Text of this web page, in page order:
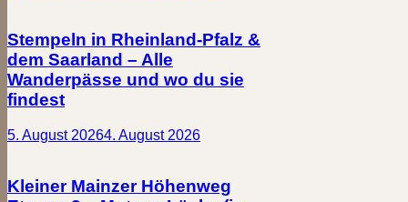
Stempeln in Rheinland-Pfalz &
dem Saarland – Alle
Wanderpässe und wo du sie
findest
5. August 20264. August 2026
Kleiner Mainzer Höhenweg